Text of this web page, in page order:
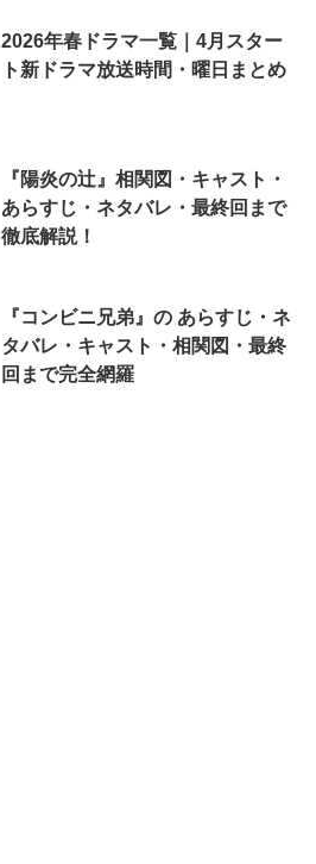
2026年春ドラマ一覧｜4月スター
ト新ドラマ放送時間・曜日まとめ
『陽炎の辻』相関図・キャスト・
あらすじ・ネタバレ・最終回まで
徹底解説！
『コンビニ兄弟』の あらすじ・ネ
タバレ・キャスト・相関図・最終
回まで完全網羅